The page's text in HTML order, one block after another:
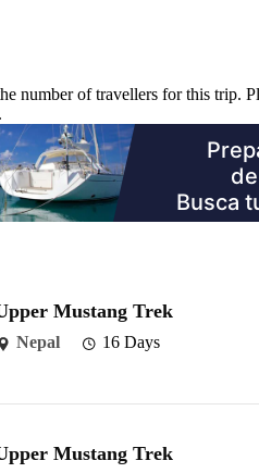
number of travellers for this trip.
Mustang Trek
Nepal 16 Days
Mustang Trek